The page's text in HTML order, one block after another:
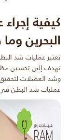
كيفية
البحرين
تعتبر عمليات شد
تهدف إلى تحسين
وشد العضلات لتحقيق
عمليات شد البطن في